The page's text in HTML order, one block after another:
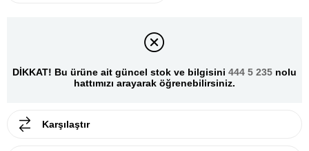
DİKKAT! Bu ürüne ait güncel stok ve bilgisini 444 5 235 nolu
hattımızı arayarak öğrenebilirsiniz.
Karşılaştır